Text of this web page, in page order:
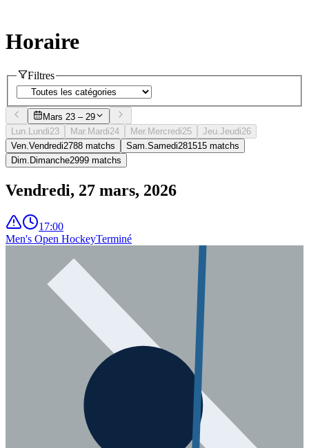
Horaire
Filtres
Mars 23 – 29
Lun. Lundi23 Mar. Mardi24 Mer. Mercredi25 Jeu.Jeudi26
Ven.Vendredi2788 matchs Sam.Samedi281515 matchs
Dim. Dimanche2999 matchs
Vendredi, 27 mars, 2026
17:00
Men's Open HockeyTerminé